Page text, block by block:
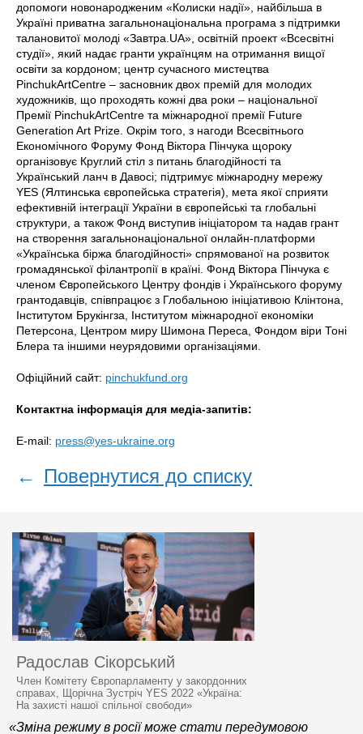
допомоги новонародженим «Колиски надії», найбільша в
Україні приватна загальнонаціональна програма з підтримки
талановитої молоді «Завтра.UA», освітній проект «Всесвітні
студії», який надає гранти українцям на отримання вищої
освіти за кордоном; центр сучасного мистецтва
PinchukArtCentre – засновник двох премій для молодих
художників, що проходять кожні два роки – національної
Премії PinchukArtCentre та міжнародної премії Future
Generation Art Prize. Окрім того, з нагоди Всесвітнього
Економічного Форуму Фонд Віктора Пінчука щороку
організовує Круглий стіл з питань благодійності та
Український ланч в Давосі; підтримує міжнародну мережу
YES (Ялтинська європейська стратегія), мета якої сприяти
ефективній інтеграції України в європейські та глобальні
структури, а також Фонд виступив ініціатором та надав грант
на створення загальнонаціональної онлайн-платформи
«Українська біржа благодійності» спрямованої на розвиток
громадянської філантропії в країні. Фонд Віктора Пінчука є
членом Європейського Центру фондів і Українського форуму
грантодавців, співпрацює з Глобальною ініціативою Клінтона,
Інститутом Брукінгза, Інститутом міжнародної економіки
Петерсона, Центром миру Шимона Переса, Фондом віри Тоні
Блера та іншими неурядовими організаціями.
Офіційний сайт: pinchukfund.org
Контактна інформація для медіа-запитів:
E-mail: press@yes-ukraine.org
← Повернутися до списку
Радослав Сікорський
Член Комітету Європарламенту у закордонних
справах, Щорічна Зустріч YES 2022 «Україна:
На захисті нашої спільної свободи»
«Зміна режиму в росії може стати передумовою